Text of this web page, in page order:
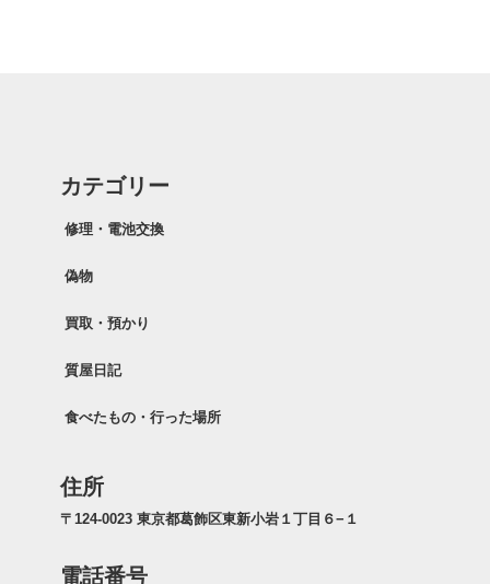
カテゴリー
修理・電池交換
偽物
買取・預かり
質屋日記
食べたもの・行った場所
住所
〒124-0023 東京都葛飾区東新小岩１丁目６−１
電話番号